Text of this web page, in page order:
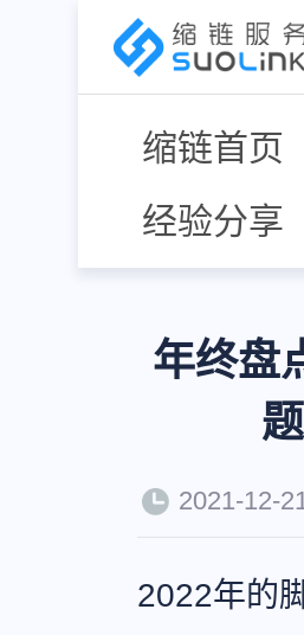
缩链首页
经验分享
年终盘
2021-12-
2022年的